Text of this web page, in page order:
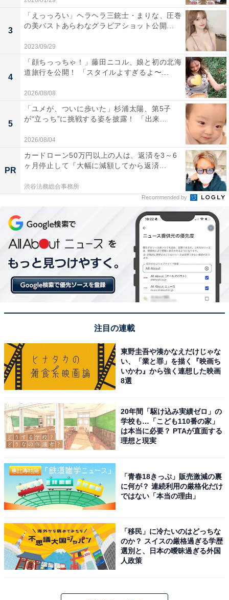
3
「えっっろい」ヘラヘラ三銃士・まりな、圧巻
の美バストあらわなグラビアショット公開...
2023/09/29
4
「顔ちっっちゃ！」藤田ニコル、娘と初の北海
道旅行を公開！ 「スタイルよすぎるよ〜...
2026/08/08
5
「ユメが、ついに歩いた」杉浦太陽、第5子
が“立っち”に挑戦する姿を披露！ 「出来...
2026/08/04
PR
カードローン50万円以上の人は、返済を3～6
ヶ月停止して『大幅に減額してから返済...
渋谷法務総合事務所
Recommended by
注目の連載
東野圭吾や湊かなえだけじゃな
い、「業と罪」を描く『映画ち
いかわ』から強く連想した映画
8選
20年間「駆け込み実績ゼロ」の
学校も…「こども110番の家」
は本当に必要？ PTAが直面する
理想と現実
「青春18きっぷ」販売激減の裏
に何が？ 連続利用の厳格化だけ
ではない「本当の理由」
「移民」に冷たいのはどっちな
のか？ スイスの厳格過ぎる学歴
選別と、日本の曖昧過ぎる外国
人政策